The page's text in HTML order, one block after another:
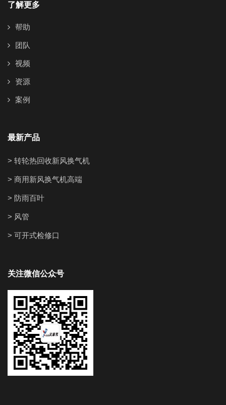
了解更多
帮助
团队
视频
资源
案例
最新产品
> 转轮热回收新风换气机
> 商用新风换气机高端
> 防雨百叶
> 风管
> 可开式检修口
关注微信公众号